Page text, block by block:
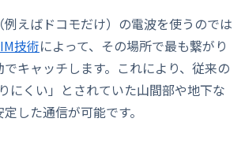
えばドコモだけ）の電波を使うのでは
技術によって、その場所で最も繋がり
キャッチします。これにより、従来の
にくい」とされていた山間部や地下な
した通信が可能です。